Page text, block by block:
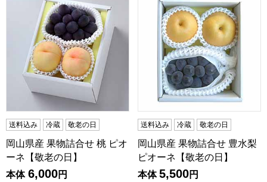
送料込み 冷蔵 敬老の日
岡山県産 果物詰合せ 桃 ピオ
ーネ【敬老の日】
本体 6,000円
送料込み 冷蔵 敬老の日
岡山県産 果物詰合せ 豊水梨
ピオーネ【敬老の日】
本体 5,500円